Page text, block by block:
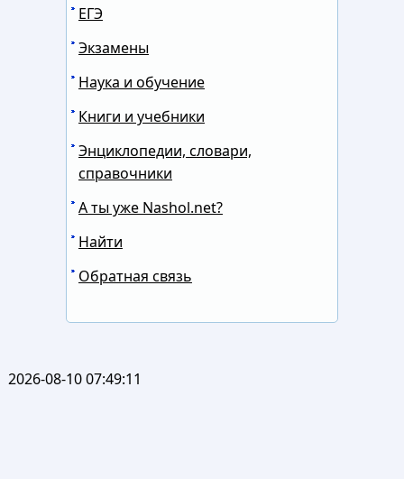
ЕГЭ
Экзамены
Наука и обучение
Книги и учебники
Энциклопедии, словари,
справочники
А ты уже Nashol.net?
Найти
Обратная связь
2026-08-10 07:49:11